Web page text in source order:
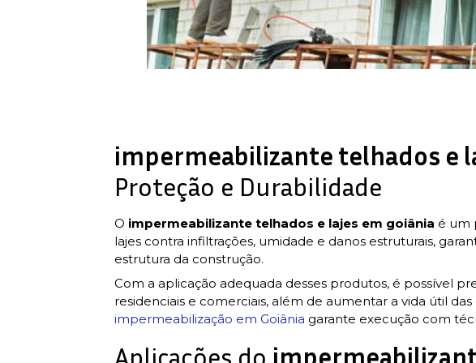
impermeabilizante telhados e
Proteção e Durabilidade
O impermeabilizante telhados e lajes em goiânia é um
lajes contra infiltrações, umidade e danos estruturais,
estrutura da construção.
Com a aplicação adequada desses produtos, é possível
residenciais e comerciais, além de aumentar a vida útil
impermeabilização em Goiânia garante execução com
Aplicações do